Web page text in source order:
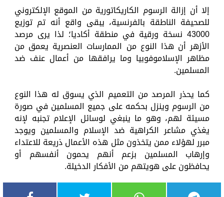
إلا أن إزالة الرسوم الكاريكاتورية من الموقع الإلكتروني
للصحيفة الناطقة بالفرنسية، يبقى واقع أنه تم توزيع
43000 نسخة ورقية في منطقة أكاديا؛ لذا يرى مرصد
الأزهر أن هذا النوع من الممارسات العنصرية يعمق من
مظاهر الإسلاموفوبيا وما يرافقها من أعمال عنف ضد
المسلمين.
كما يحذر المرصد من التعميم الذي يسوق له هذا النوع
من الرسوم وينزل بحكمه على جميع المسلمين في صورة
مسيئة لهم، وهو ما ينبغي لوسائل الإعلام تجنبه لإنه
يغذي مشاعر الكراهية ضد الإسلام والمسلمين ويوجد
مبرر لهؤلاء ممن يتخذون مثل هذه الأعمال ذريعة للاعتداء
وإرهاب المسلمين بزعم أنهم يحمون أنفسهم أو
يحافظون على هويتهم من الأفكار الدخيلة.